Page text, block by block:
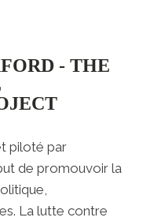
- THE
piloté par
de promouvoir la
La lutte contre